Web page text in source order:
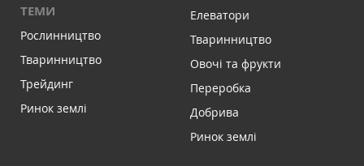
ТЕМИ
Рослинництво
Тваринництво
Трейдинг
Ринок землі
Елеватори
Тваринництво
Овочі та фрукти
Переробка
Добрива
Ринок землі